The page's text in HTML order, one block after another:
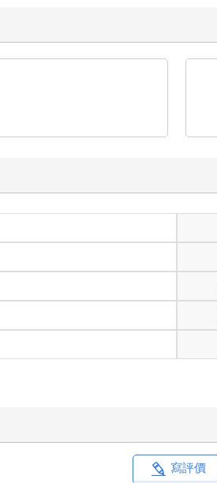
寫評價